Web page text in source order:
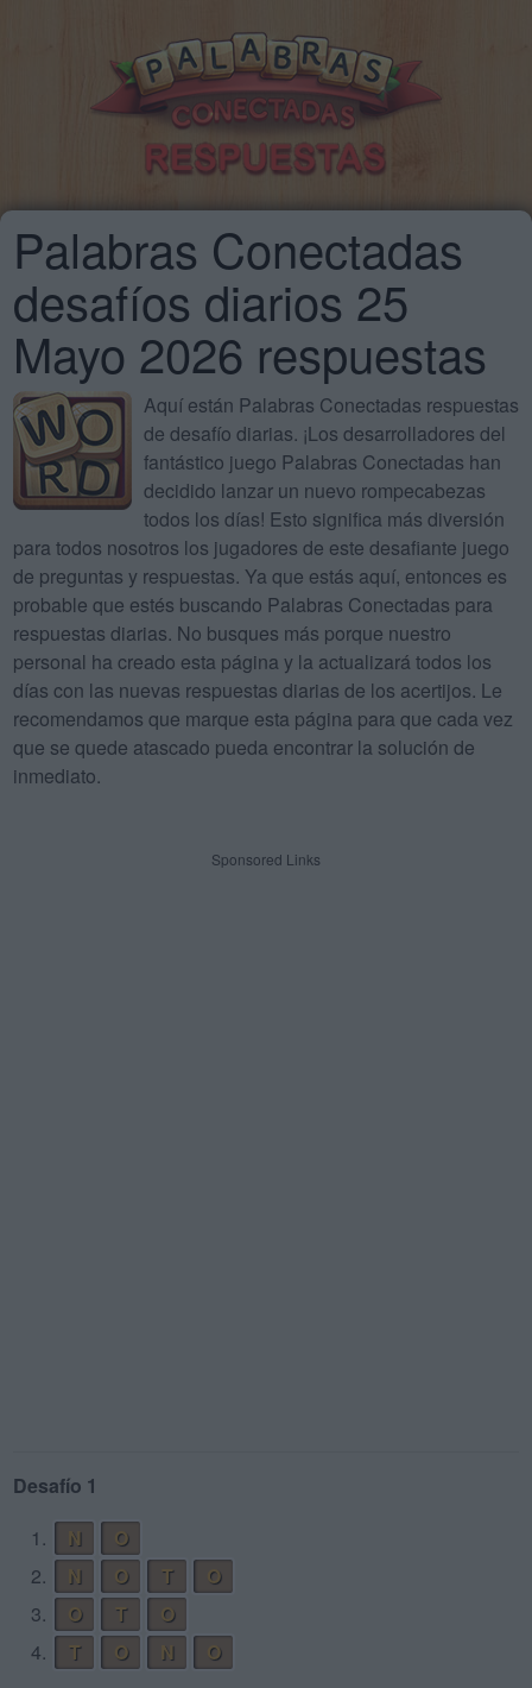
Palabras Conectadas
desafíos diarios 25
Mayo 2026 respuestas
Aquí están Palabras Conectadas respuestas
de desafío diarias. ¡Los desarrolladores del
fantástico juego Palabras Conectadas han
decidido lanzar un nuevo rompecabezas
todos los días! Esto significa más diversión
para todos nosotros los jugadores de este desafiante juego
de preguntas y respuestas. Ya que estás aquí, entonces es
probable que estés buscando Palabras Conectadas para
respuestas diarias. No busques más porque nuestro
personal ha creado esta página y la actualizará todos los
días con las nuevas respuestas diarias de los acertijos. Le
recomendamos que marque esta página para que cada vez
que se quede atascado pueda encontrar la solución de
inmediato.
Sponsored Links
Desafío 1
1.
N
O
2.
N O T
O
3.
O T
O
4.
T O N
O